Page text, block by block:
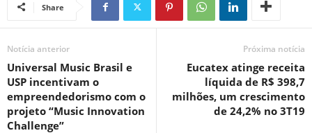
Share
Notícia anterior
Universal Music Brasil e
USP incentivam o
empreendedorismo com o
projeto “Music Innovation
Challenge”
Próxima notícia
Eucatex atinge receita
líquida de R$ 398,7
milhões, um crescimento
de 24,2% no 3T19